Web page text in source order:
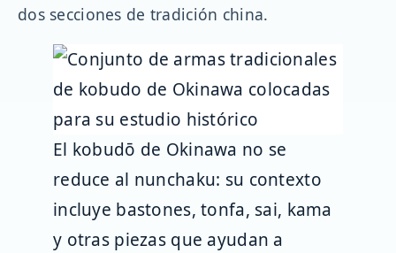
dos secciones de tradición china.
El kobudō de Okinawa no se
reduce al nunchaku: su contexto
incluye bastones, tonfa, sai, kama
y otras piezas que ayudan a